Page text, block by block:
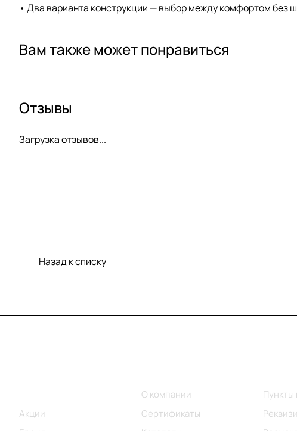
• Два варианта конструкции — выбор между комфортом без
Вам также может понравиться
Отзывы
Загрузка отзывов...
Назад к списку
Акции
О компании
Сертификаты
Пункты